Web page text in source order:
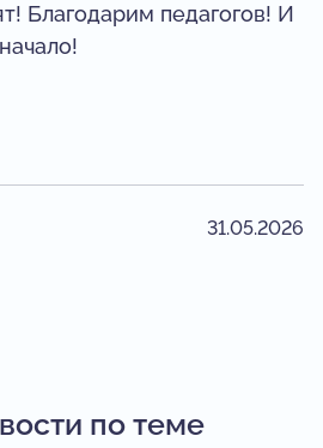
Благодарим педагогов! И
31.05.2026
по теме